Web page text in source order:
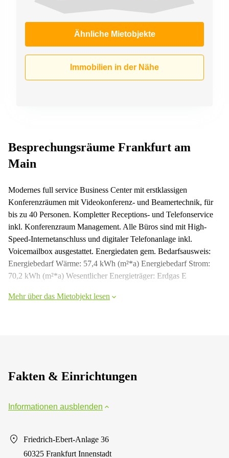
Ähnliche Mietobjekte
Immobilien in der Nähe
Besprechungsräume Frankfurt am
Main
Modernes full service Business Center mit erstklassigen
Konferenzräumen mit Videokonferenz- und Beamertechnik, für
bis zu 40 Personen. Kompletter Receptions- und Telefonservice
inkl. Konferenzraum Management. Alle Büros sind mit High-
Speed-Internetanschluss und digitaler Telefonanlage inkl.
Voicemailbox ausgestattet. Energiedaten gem. Bedarfsausweis:
Energiebedarf Wärme: 57,4 kWh (m²*a) Energiebedarf Strom:
70,2 kWh (m²*a) Wesentlicher Energieträger: Erdgas E
Mehr über das Mietobjekt lesen
Fakten & Einrichtungen
Informationen ausblenden
Friedrich-Ebert-Anlage 36
60325 Frankfurt Innenstadt